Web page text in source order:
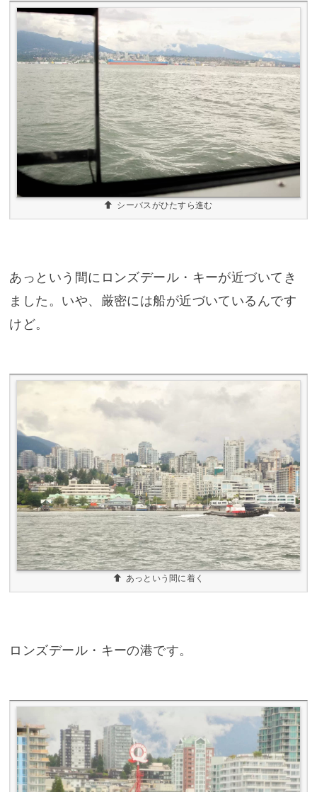
シーバスがひたすら進む
あっという間にロンズデール・キーが近づいてき
ました。いや、厳密には船が近づいているんです
けど。
あっという間に着く
ロンズデール・キーの港です。